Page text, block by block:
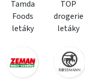
Tamda
Foods
letáky
TOP
drogerie
letáky